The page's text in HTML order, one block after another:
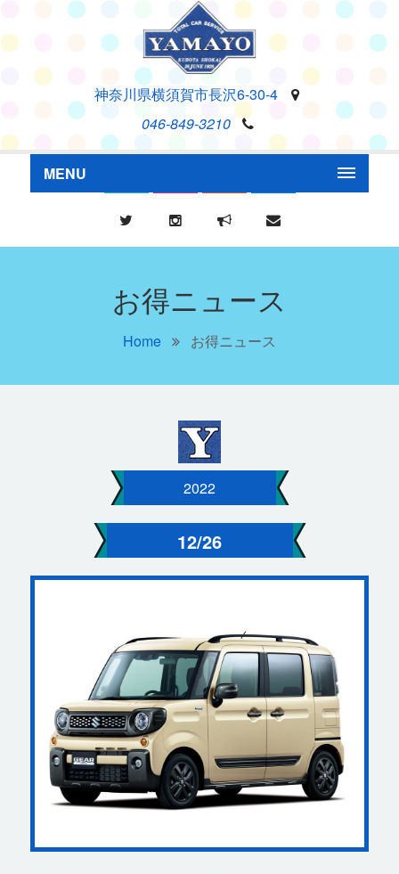
神奈川県横須賀市長沢6-30-4
046-849-3210
MENU
お得ニュース
Home お得ニュース
2022
12/26